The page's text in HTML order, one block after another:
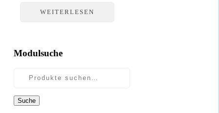
WEITERLESEN
Modulsuche
Suche